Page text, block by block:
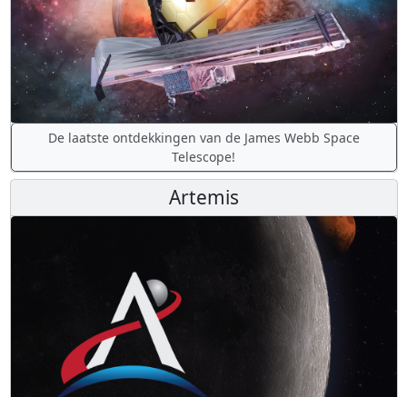
De laatste ontdekkingen van de James Webb Space
Telescope!
Artemis